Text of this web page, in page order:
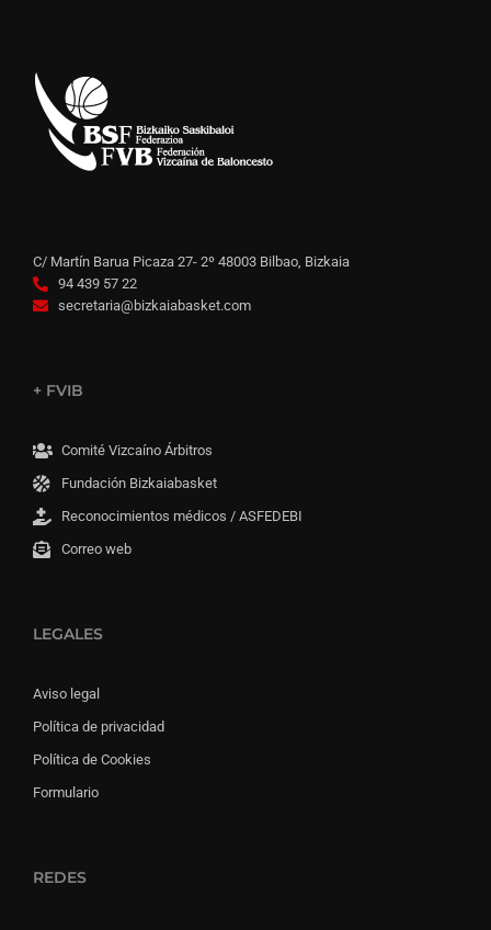
C/ Martín Barua Picaza 27- 2º 48003 Bilbao, Bizkaia
94 439 57 22
secretaria@bizkaiabasket.com
+ FVIB
Comité Vizcaíno Árbitros
Fundación Bizkaiabasket
Reconocimientos médicos / ASFEDEBI
Correo web
LEGALES
Aviso legal
Política de privacidad
Política de Cookies
Formulario
REDES